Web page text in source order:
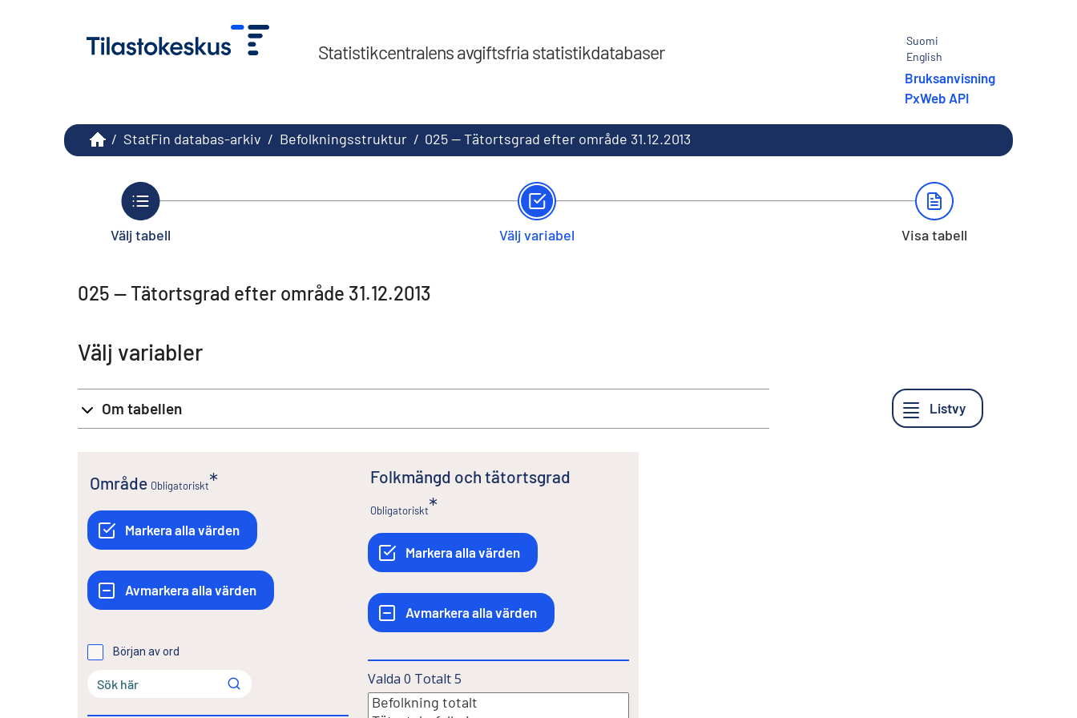
Statistikcentralens avgiftsfria statistikdatabaser
Suomi
English
Bruksanvisning
PxWeb API
/ StatFin databas-arkiv / Befolkningsstruktur / 025 -- Tätortsgrad efter område 31.12.2013
Välj tabell Välj variabel Visa tabell
025 -- Tätortsgrad efter område 31.12.2013
Välj variabler
Om tabellen
Område Obligatoriskt
Början av ord
Folkmängd och tätortsgrad
Obligatoriskt
Valda 0 Totalt5